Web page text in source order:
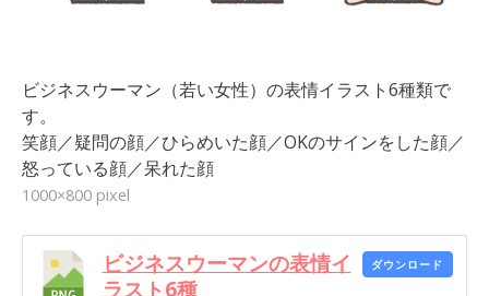
ビジネスウーマン（若い女性）の表情イラスト6種類で
す。
笑顔／疑問の顔／ひらめいた顔／OKのサインをした顔／
怒っている顔／呆れた顔
1000×800 pixel
ビジネスウーマンの表情イ
ラスト6種
ダウンロード